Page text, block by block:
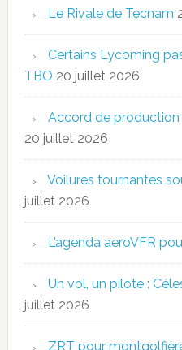
Le Rivale de Tecnam
Certains Lycoming
TBO 20 juillet 2026
Accord de production
20 juillet 2026
Voilures tournantes
juillet 2026
L’agenda aeroVFR
Un vol, un pilote :
juillet 2026
ZRT pour